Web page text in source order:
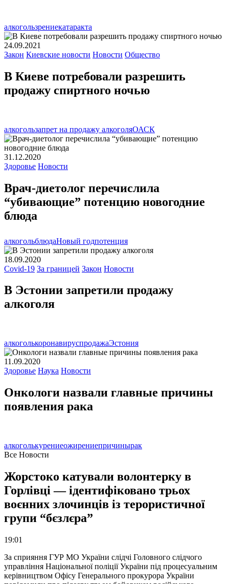
алкогользрениекатаракта
24.09.2021
Закон Киевские новости Новости Общество
В Киеве потребовали разрешить
продажу спиртного ночью
алкогользапрет на продажу алкоголяОАСК
31.12.2020
Здоровье Новости
Врач-диетолог перечислила
“убивающие” потенцию новогодние
блюда
алкогольблюдаНовый годпотенция
18.09.2020
Covid-19 За границей Закон Новости
В Эстонии запретили продажу
алкоголя
алкоголькоронавируспродажаЭстония
11.09.2020
Здоровье Наука Новости
Онкологи назвали главные причины
появления рака
алкоголькурениеожирениепричинырак
Все Новости
Жорстоко катували волонтерку в
Горлівці — ідентифіковано трьох
воєнних злочинців із терористичної
групи “бєзлєра”
19:01
За сприяння ГУР МО України слідчі Головного слідчого
управління Національної поліції України під процесуальним
керівництвом Офісу Генерального прокурора України